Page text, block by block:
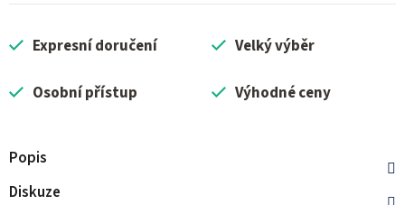
Expresní doručení Velký výběr
Osobní přístup Výhodné ceny
Popis
Diskuze